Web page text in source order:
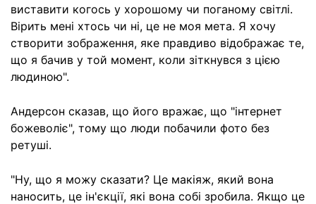
виставити когось у хорошому чи поганому світлі.
Вірить мені хтось чи ні, це не моя мета. Я хочу
створити зображення, яке правдиво відображає те,
що я бачив у той момент, коли зіткнувся з цією
людиною".
Андерсон сказав, що його вражає, що "інтернет
божеволіє", тому що люди побачили фото без
ретуші.
"Ну, що я можу сказати? Це макіяж, який вона
наносить, це ін'єкції, які вона собі зробила. Якщо це